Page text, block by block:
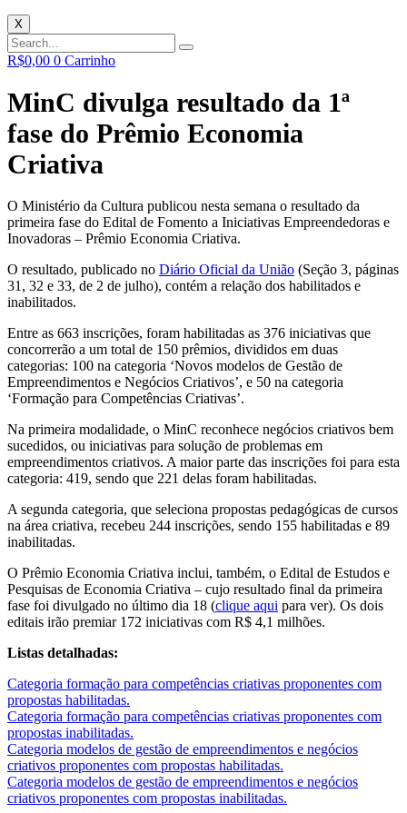
X
R$0,00 0 Carrinho
MinC divulga resultado da 1ª
fase do Prêmio Economia
Criativa
O Ministério da Cultura publicou nesta semana o resultado da
primeira fase do Edital de Fomento a Iniciativas Empreendedoras e
Inovadoras – Prêmio Economia Criativa.
O resultado, publicado no Diário Oficial da União (Seção 3, páginas
31, 32 e 33, de 2 de julho), contém a relação dos habilitados e
inabilitados.
Entre as 663 inscrições, foram habilitadas as 376 iniciativas que
concorrerão a um total de 150 prêmios, divididos em duas
categorias: 100 na categoria ‘Novos modelos de Gestão de
Empreendimentos e Negócios Criativos’, e 50 na categoria
‘Formação para Competências Criativas’.
Na primeira modalidade, o MinC reconhece negócios criativos bem
sucedidos, ou iniciativas para solução de problemas em
empreendimentos criativos. A maior parte das inscrições foi para esta
categoria: 419, sendo que 221 delas foram habilitadas.
A segunda categoria, que seleciona propostas pedagógicas de cursos
na área criativa, recebeu 244 inscrições, sendo 155 habilitadas e 89
inabilitadas.
O Prêmio Economia Criativa inclui, também, o Edital de Estudos e
Pesquisas de Economia Criativa – cujo resultado final da primeira
fase foi divulgado no último dia 18 (clique aqui para ver). Os dois
editais irão premiar 172 iniciativas com R$ 4,1 milhões.
Listas detalhadas:
Categoria formação para competências criativas proponentes com
propostas habilitadas.
Categoria formação para competências criativas proponentes com
propostas inabilitadas.
Categoria modelos de gestão de empreendimentos e negócios
criativos proponentes com propostas habilitadas.
Categoria modelos de gestão de empreendimentos e negócios
criativos proponentes com propostas inabilitadas.